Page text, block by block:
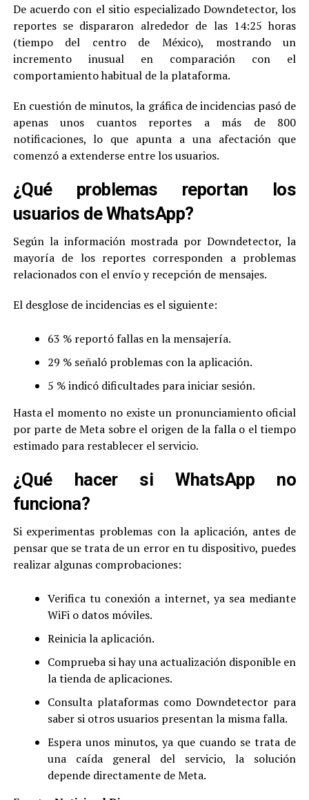
De acuerdo con el sitio especializado Downdetector, los
reportes se dispararon alrededor de las 14:25 horas
(tiempo del centro de México), mostrando un
incremento inusual en comparación con el
comportamiento habitual de la plataforma.
En cuestión de minutos, la gráfica de incidencias pasó de
apenas unos cuantos reportes a más de 800
notificaciones, lo que apunta a una afectación que
comenzó a extenderse entre los usuarios.
¿Qué problemas reportan los
usuarios de WhatsApp?
Según la información mostrada por Downdetector, la
mayoría de los reportes corresponden a problemas
relacionados con el envío y recepción de mensajes.
El desglose de incidencias es el siguiente:
63 % reportó fallas en la mensajería.
29 % señaló problemas con la aplicación.
5 % indicó dificultades para iniciar sesión.
Hasta el momento no existe un pronunciamiento oficial
por parte de Meta sobre el origen de la falla o el tiempo
estimado para restablecer el servicio.
¿Qué hacer si WhatsApp no
funciona?
Si experimentas problemas con la aplicación, antes de
pensar que se trata de un error en tu dispositivo, puedes
realizar algunas comprobaciones:
Verifica tu conexión a internet, ya sea mediante
WiFi o datos móviles.
Reinicia la aplicación.
Comprueba si hay una actualización disponible en
la tienda de aplicaciones.
Consulta plataformas como Downdetector para
saber si otros usuarios presentan la misma falla.
Espera unos minutos, ya que cuando se trata de
una caída general del servicio, la solución
depende directamente de Meta.